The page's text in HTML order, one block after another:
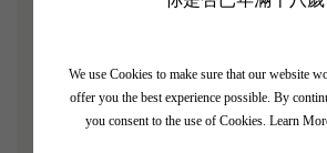
We use Cookies to make sure that our website
offer you the best experience possible. By
you consent to the use of Cookies. Learn
波爾多生命力同力量。 一開樽，極
嘅石墨、可可豆礦物氣息。 酒體中
極之緊緻俐落，如激光般鋒利嘅酸